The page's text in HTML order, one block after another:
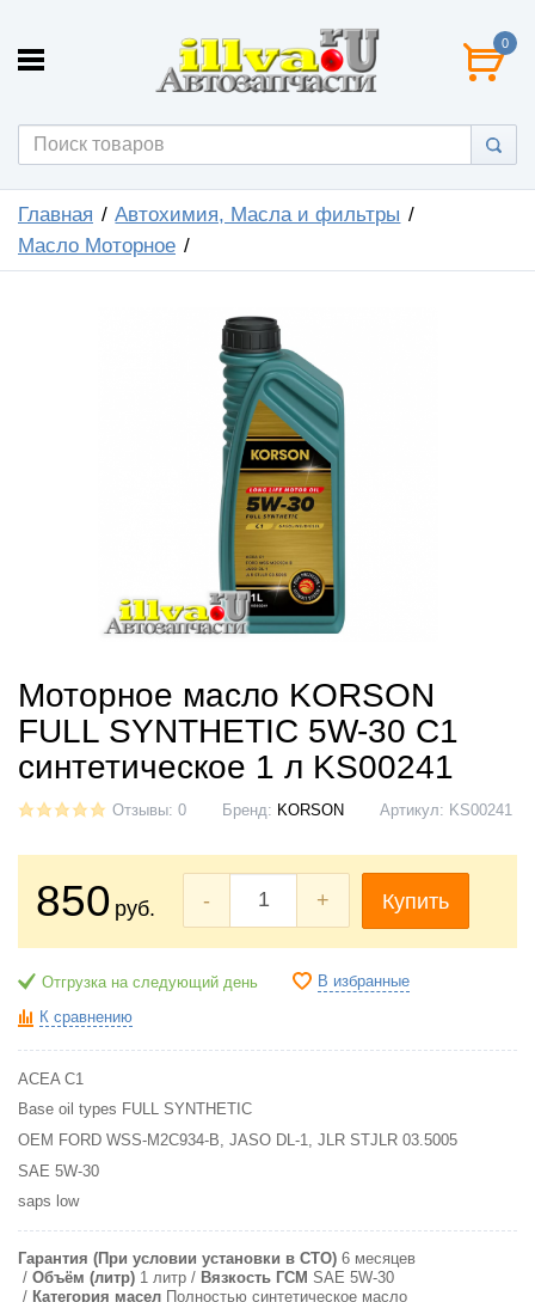
0
Главная
Автохимия, Масла и фильтры
Масло Моторное
Моторное масло KORSON
FULL SYNTHETIC 5W⁠-⁠30 C1
синтетическое 1 л KS00241
Отзывы: 0 Бренд: KORSON Артикул: KS00241
850 руб. - + Купить
Отгрузка на следующий день В избранные
К сравнению
ACEA C1
Base oil types FULL SYNTHETIC
OEM FORD WSS-M2C934-B, JASO DL-1, JLR STJLR 03.5005
SAE 5W-30
saps low
Гарантия (При условии установки в СТО) 6 месяцев
Объём (литр) 1 литр Вязкость ГСМ SAE 5W-30
Категория масел
Полностью синтетическое масло